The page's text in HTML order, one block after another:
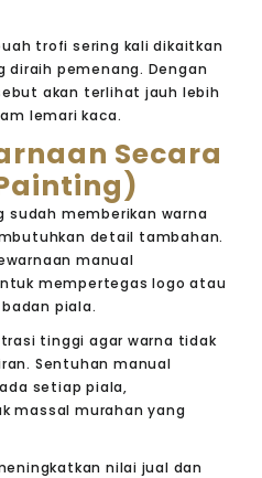
trofi sering kali dikaitkan
pemenang. Dengan
akan terlihat jauh lebih
lemari kaca.
Secara
sudah memberikan warna
detail tambahan.
manual
mempertegas logo atau
piala.
tinggi agar warna tidak
Sentuhan manual
setiap piala,
massal murahan yang
nilai jual dan